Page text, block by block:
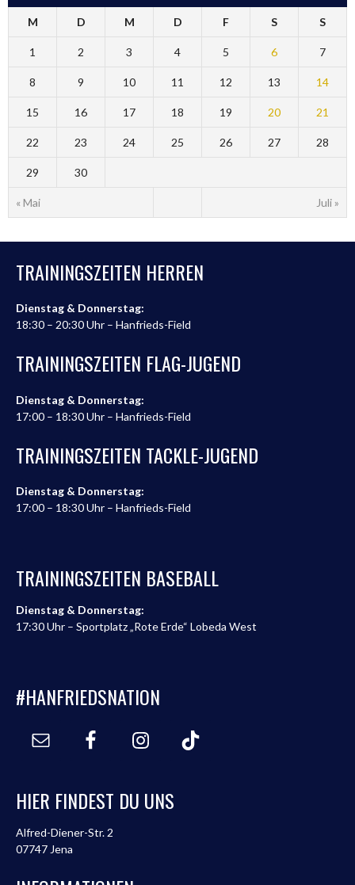
M D M D F S S
« Mai Juli »
1 2 3 4 5 6 7
8 9 10 11 12 13 14
15 16 17 18 19 20 21
22 23 24 25 26 27 28
29 30
TRAININGSZEITEN HERREN
Dienstag & Donnerstag:
18:30 – 20:30 Uhr – Hanfrieds-Field
TRAININGSZEITEN FLAG-JUGEND
Dienstag & Donnerstag:
17:00 – 18:30 Uhr – Hanfrieds-Field
TRAININGSZEITEN TACKLE-JUGEND
Dienstag & Donnerstag:
17:00 – 18:30 Uhr – Hanfrieds-Field
TRAININGSZEITEN BASEBALL
Dienstag & Donnerstag:
17:30 Uhr – Sportplatz „Rote Erde“ Lobeda West
#HANFRIEDSNATION
HIER FINDEST DU UNS
Alfred-Diener-Str. 2
07747 Jena